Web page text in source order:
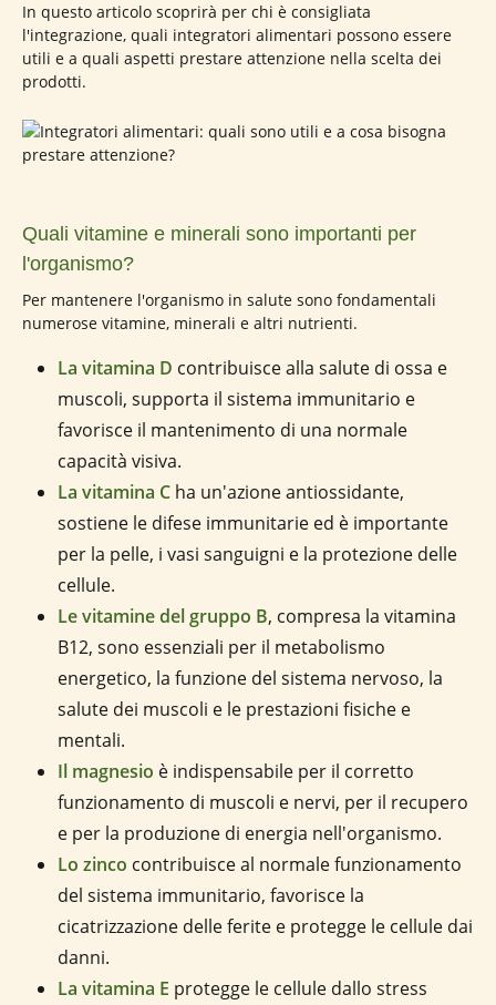
In questo articolo scoprirà per chi è consigliata
l'integrazione, quali integratori alimentari possono essere
utili e a quali aspetti prestare attenzione nella scelta dei
prodotti.
Quali vitamine e minerali sono importanti per
l'organismo?
Per mantenere l'organismo in salute sono fondamentali
numerose vitamine, minerali e altri nutrienti.
La vitamina D contribuisce alla salute di ossa e
muscoli, supporta il sistema immunitario e
favorisce il mantenimento di una normale
capacità visiva.
La vitamina C ha un'azione antiossidante,
sostiene le difese immunitarie ed è importante
per la pelle, i vasi sanguigni e la protezione delle
cellule.
Le vitamine del gruppo B, compresa la vitamina
B12, sono essenziali per il metabolismo
energetico, la funzione del sistema nervoso, la
salute dei muscoli e le prestazioni fisiche e
mentali.
Il magnesio è indispensabile per il corretto
funzionamento di muscoli e nervi, per il recupero
e per la produzione di energia nell'organismo.
Lo zinco contribuisce al normale funzionamento
del sistema immunitario, favorisce la
cicatrizzazione delle ferite e protegge le cellule dai
danni.
La vitamina E protegge le cellule dallo stress